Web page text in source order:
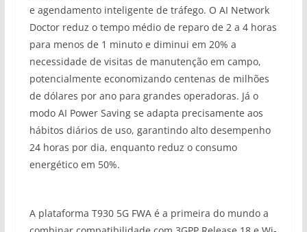
e agendamento inteligente de tráfego. O AI Network
Doctor reduz o tempo médio de reparo de 2 a 4 horas
para menos de 1 minuto e diminui em 20% a
necessidade de visitas de manutenção em campo,
potencialmente economizando centenas de milhões
de dólares por ano para grandes operadoras. Já o
modo AI Power Saving se adapta precisamente aos
hábitos diários de uso, garantindo alto desempenho
24 horas por dia, enquanto reduz o consumo
energético em 50%.
A plataforma T930 5G FWA é a primeira do mundo a